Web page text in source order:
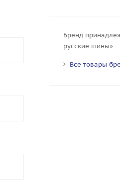
Бренд
русские шины»
Все товары